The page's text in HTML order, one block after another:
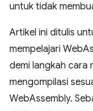
untuk tidak
Artikel ini ditulis
mempelajari
demi langkah cara
mengompilasi
WebAssembly.